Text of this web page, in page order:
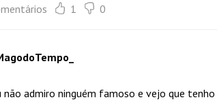
1 0
não admiro ninguém famoso e vejo que